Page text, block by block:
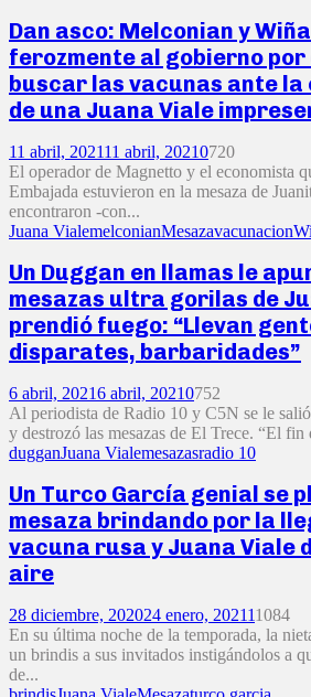
Dan asco: Melconian y
ferozmente al gobierno por
buscar las vacunas ante la
de una Juana Viale
11 abril, 202111 abril, 20210720
El operador de Magnetto y el economista
Embajada estuvieron en la mesaza de
encontraron -con...
Juana VialemelconianMesazavacunacion
Un Duggan en llamas le
mesazas ultra gorilas de
prendió fuego: “Llevan
disparates, barbaridades”
6 abril, 20216 abril, 20210752
Al periodista de Radio 10 y C5N se le
y destrozó las mesazas de El Trece. “El fin
dugganJuana Vialemesazasradio 10
Un Turco García genial se
mesaza brindando por la
vacuna rusa y Juana Viale
aire
28 diciembre, 202024 enero, 202111084
En su última noche de la temporada, la
un brindis a sus invitados instigándolos a
de...